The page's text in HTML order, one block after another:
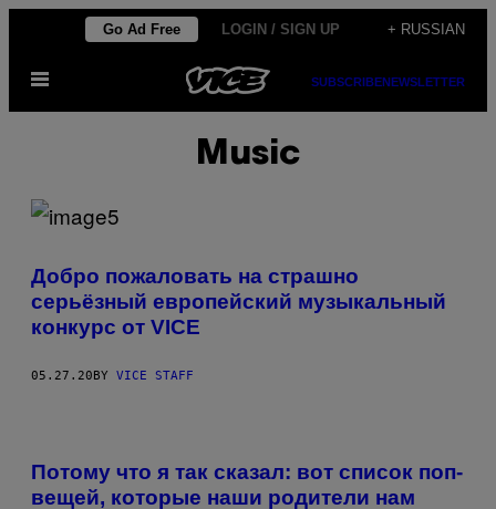
content
Go Ad Free LOGIN / SIGN UP + RUSSIAN
Open
SUBSCRIBENEWSLETTER
Music
Добро пожаловать на страшно
серьёзный европейский музыкальный
конкурс от VICE
05.27.20 BY VICE STAFF
Потому что я так сказал: вот список поп-
вещей, которые наши родители нам